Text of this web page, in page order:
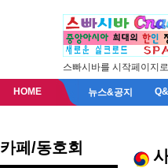
스빠시바를 시작페이지
HOME 뉴스&공지
카페/동호회